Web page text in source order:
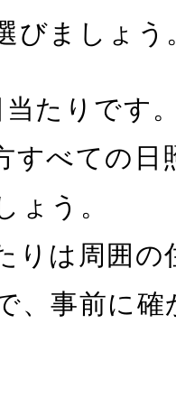
びましょう
たりです
すべての日
ょう。
りは周囲
、事前に